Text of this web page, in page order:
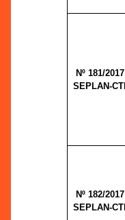
Nº 181/2017
SEPLAN-CTI
Nº 182/2017
SEPLAN-CTI